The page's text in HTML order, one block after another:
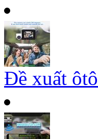
Đề xuất